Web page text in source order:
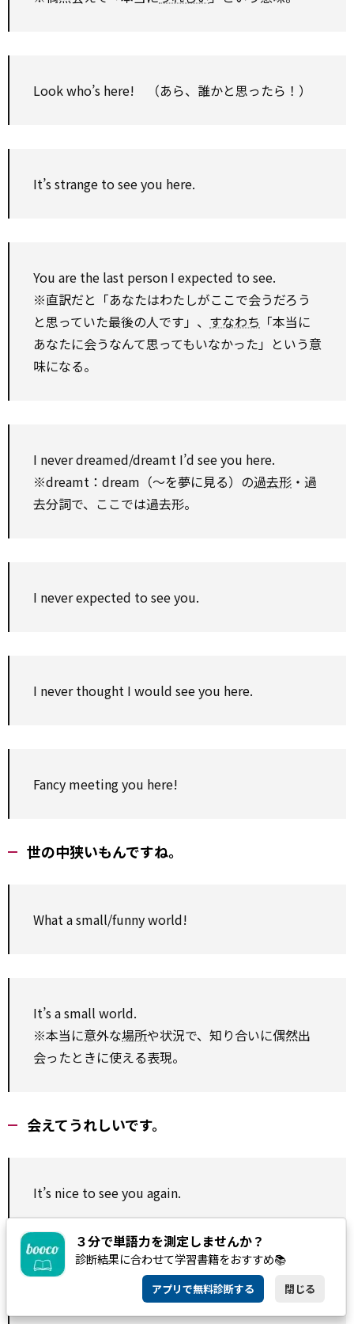
Look who’s here! （あら、誰かと思ったら！）
It’s strange to see you here.
You are the last person I expected to see.
※直訳だと「あなたはわたしがここで会うだろう
と思っていた最後の人です」、 すなわち 「本当に
あなたに会うなんて思ってもいなかった」という意
味になる。
I never dreamed/dreamt I’d see you here.
※dreamt：dream（～を夢に見る）の過去形 ・過
去分詞で、ここでは過去形。
I never expected to see you.
I never thought I would see you here.
Fancy meeting you here!
世の中狭いもんですね。
What a small/funny world!
It’s a small world.
※本当に意外な場所や状況で、知り合いに偶然出
会ったときに使える表現。
会えてうれしいです。
It’s nice to see you again.
What a pleasant surprise!
※このように感嘆文で表現すると、「うれしい」
３分で単語力を測定しませんか？
診断結果に合わせて学習書籍をおすすめ📚
アプリで無料診断する 閉じる